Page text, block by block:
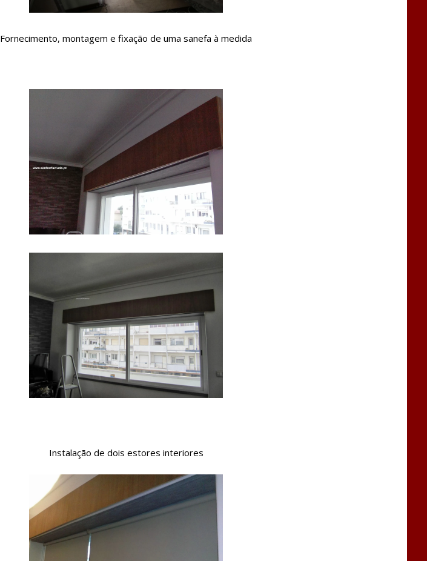
Fornecimento, montagem e fixação de uma sanefa à medida
Instalação de dois estores interiores